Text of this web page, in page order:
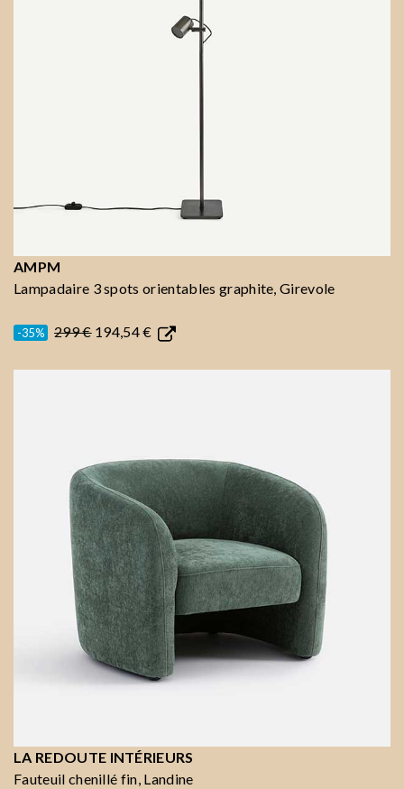
AMPM
Lampadaire 3 spots orientables graphite, Girevole
-35% 299 €194,54 €
LA REDOUTE INTÉRIEURS
Fauteuil chenillé fin, Landine